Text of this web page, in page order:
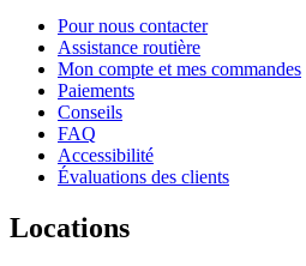
Pour nous contacter
Assistance routière
Mon compte et mes commandes
Paiements
Conseils
FAQ
Accessibilité
Évaluations des clients
Locations